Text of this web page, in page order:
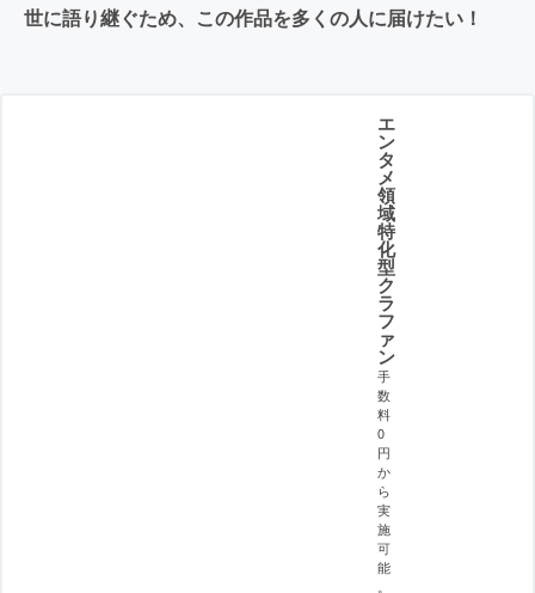
世に語り継ぐため、この作品を多くの人に届けたい！
エ
ン
タ
メ
領
域
特
化
型
ク
ラ
フ
ァ
ン
手
数
料
0
円
か
ら
実
施
可
能